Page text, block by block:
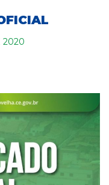
2020